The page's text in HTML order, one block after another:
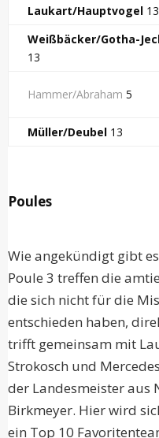
Laukart/Hauptvogel 13
Weißbäcker/Gotha-
13
Hammer/Abraham 5
Müller/Deubel 13
Poules
Wie angekündigt gibt
Poule 3 treffen die
die sich nicht für die
entschieden haben,
trifft gemeinsam mit
Strokosch und
der Landesmeister aus
Birkmeyer. Hier wird
ein Top 10